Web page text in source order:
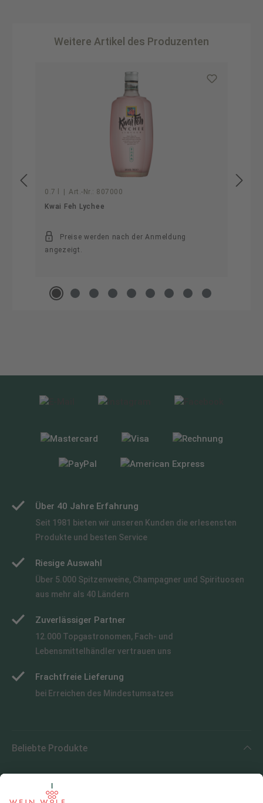
Weitere Artikel des Produzenten
0.7 l Art.-Nr.: 807000
Kwai Feh Lychee
Preise werden nach der Anmeldung
angezeigt.
Über 40 Jahre Erfahrung
Seit 1981 bieten wir unseren Kunden die erlesensten
Produkte und besten Service
Riesige Auswahl
Über 5.000 Spitzenweine, Champagner und Spirituosen
aus mehr als 40 Ländern
Zuverlässiger Partner
12.000 Topgastronomen, Fach- und
Lebensmittelhändler vertrauen uns
Frachtfreie Lieferung
bei Erreichen des Mindestumsatzes
Beliebte Produkte
Beliebte Regionen